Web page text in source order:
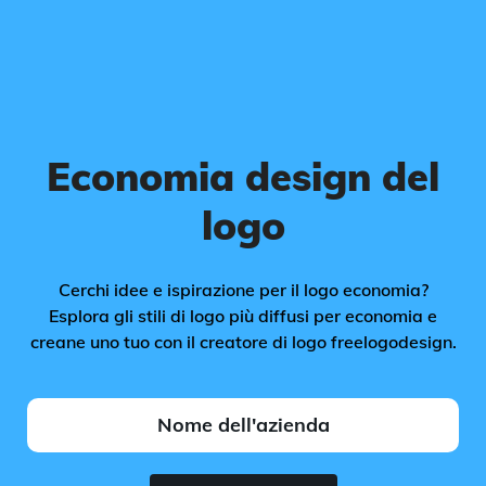
Economia design del
logo
Cerchi idee e ispirazione per il logo economia?
Esplora gli stili di logo più diffusi per economia e
creane uno tuo con il creatore di logo freelogodesign.